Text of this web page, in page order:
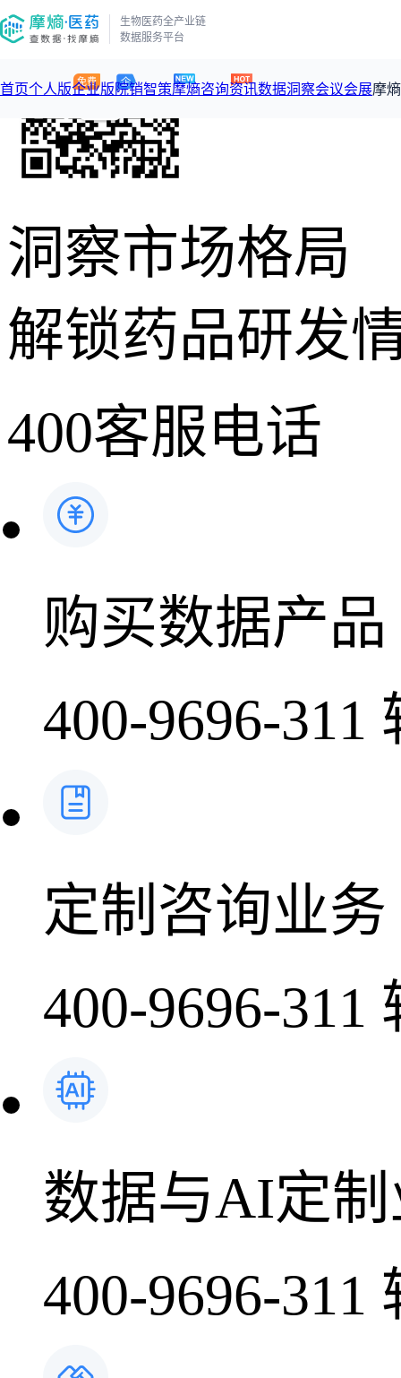
洞察市场格局
解锁药品研发
400客服电话
购买数据产品
400-9696-311
定制咨询业务
400-9696-311
数据与AI定
400-9696-311
生物医药全产业链
数据服务平台
首页个人版企业版院销智策摩熵咨询
咨询服务
产品立项评估及管线规划 数据定制服务
产业/行业调研 市场洞察咨
资讯
摩熵原创
深度分析
过评精选
赛道梳理
投融资
时讯
科普
会议
数据洞察
数据中心
基于市场数据，为您提供全面的市场趋势分析与决策支持
2026年Q1总销售额：3,066 亿元
数据查询
药品生产企业
会议会展摩
摩熵视频
回放
王中健
2026-07-24 20:00-21:00
公司介绍